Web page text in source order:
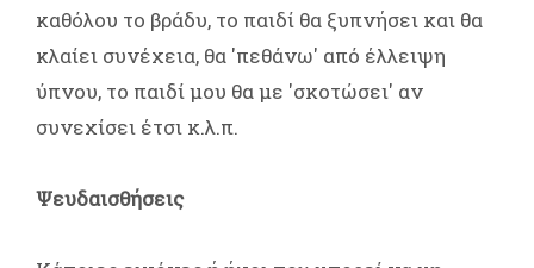
καθόλου το βράδυ, το παιδί θα ξυπνήσει και θα
κλαίει συνέχεια, θα 'πεθάνω' από έλλειψη
ύπνου, το παιδί μου θα με 'σκοτώσει' αν
συνεχίσει έτσι κ.λ.π.
Ψευδαισθήσεις